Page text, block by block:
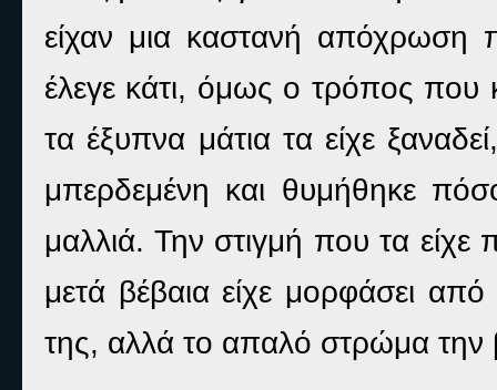
είχαν μια καστανή απόχρωση
έλεγε κάτι, όμως ο τρόπος που
τα έξυπνα μάτια τα είχε
μπερδεμένη και θυμήθηκε
μαλλιά. Την στιγμή που τα είχε
μετά βέβαια είχε μορφάσει
της, αλλά το απαλό στρώμα την